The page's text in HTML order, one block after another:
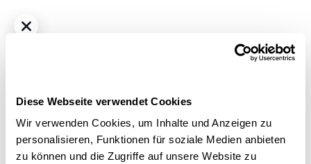
Diese Webseite verwendet Cookies
Wir verwenden Cookies, um Inhalte und Anzeigen zu
personalisieren, Funktionen für soziale Medien anbieten
zu können und die Zugriffe auf unsere Website zu
Hybrid - Indica Dominant THC34% CBD1%